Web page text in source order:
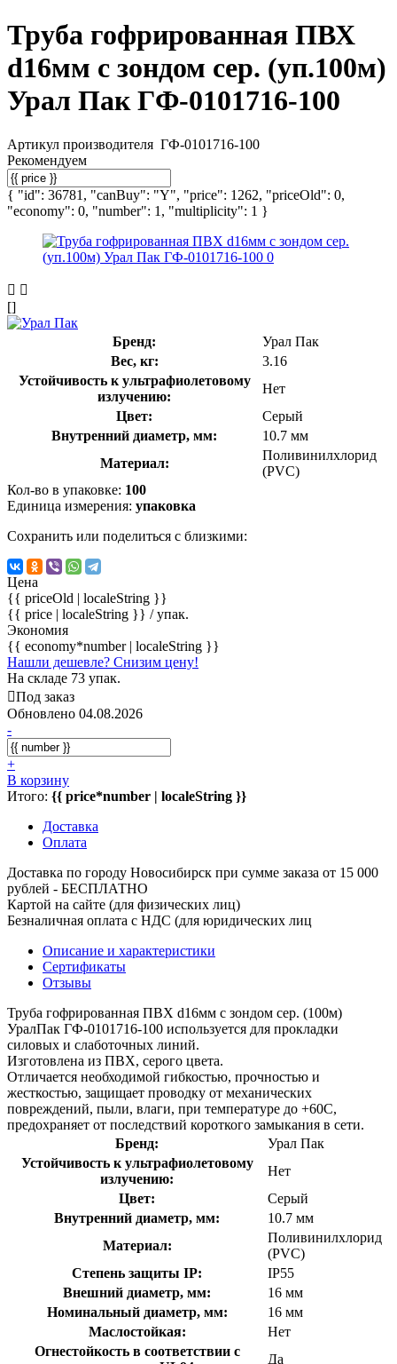
Труба гофрированная ПВХ
d16мм с зондом сер. (уп.100м)
Урал Пак ГФ-0101716-100
Артикул производителя ГФ-0101716-100
Рекомендуем
{ "id": 36781, "canBuy": "Y", "price": 1262, "priceOld": 0,
"economy": 0, "number": 1, "multiplicity": 1 }
[]
Бренд:
Урал Пак
Вес, кг:
3.16
Устойчивость к ультрафиолетовому
излучению:
Нет
Цвет:
Серый
Внутренний диаметр, мм:
10.7 мм
Материал:
Поливинилхлорид
(PVC)
Кол-во в упаковке: 100
Единица измерения: упаковка
Сохранить или поделиться с близкими:
Цена
{{ priceOld | localeString }}
{{ price | localeString }} / упак.
Экономия
{{ economy*number | localeString }}
Нашли дешевле? Снизим цену!
На складе 73 упак.
Под заказ
Обновлено 04.08.2026
-
+
В корзину
Итого: {{ price*number | localeString }}
Доставка
Оплата
Доставка по городу Новосибирск при сумме заказа от 15 000
рублей - БЕСПЛАТНО
Картой на сайте (для физических лиц)
Безналичная оплата с НДС (для юридических лиц
Описание и характеристики
Сертификаты
Отзывы
Труба гофрированная ПВХ d16мм с зондом сер. (100м)
УралПак ГФ-0101716-100 используется для прокладки
силовых и слаботочных линий.
Изготовлена из ПВХ, серого цвета.
Отличается необходимой гибкостью, прочностью и
жесткостью, защищает проводку от механических
повреждений, пыли, влаги, при температуре до +60С,
предохраняет от последствий короткого замыкания в сети.
Бренд:
Урал Пак
Устойчивость к ультрафиолетовому
излучению:
Нет
Цвет:
Серый
Внутренний диаметр, мм:
10.7 мм
Материал:
Поливинилхлорид
(PVC)
Степень защиты IP:
IP55
Внешний диаметр, мм:
16 мм
Номинальный диаметр, мм:
16 мм
Маслостойкая:
Нет
Огнестойкость в соответствии с
Да